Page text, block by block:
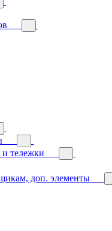
тележки
доп. элементы